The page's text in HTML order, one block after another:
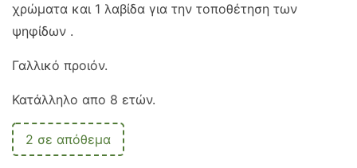
χρώματα και 1 λαβίδα για την τοποθέτηση των
ψηφίδων .
Γαλλικό προιόν.
Κατάλληλο απο 8 ετών.
2 σε απόθεμα